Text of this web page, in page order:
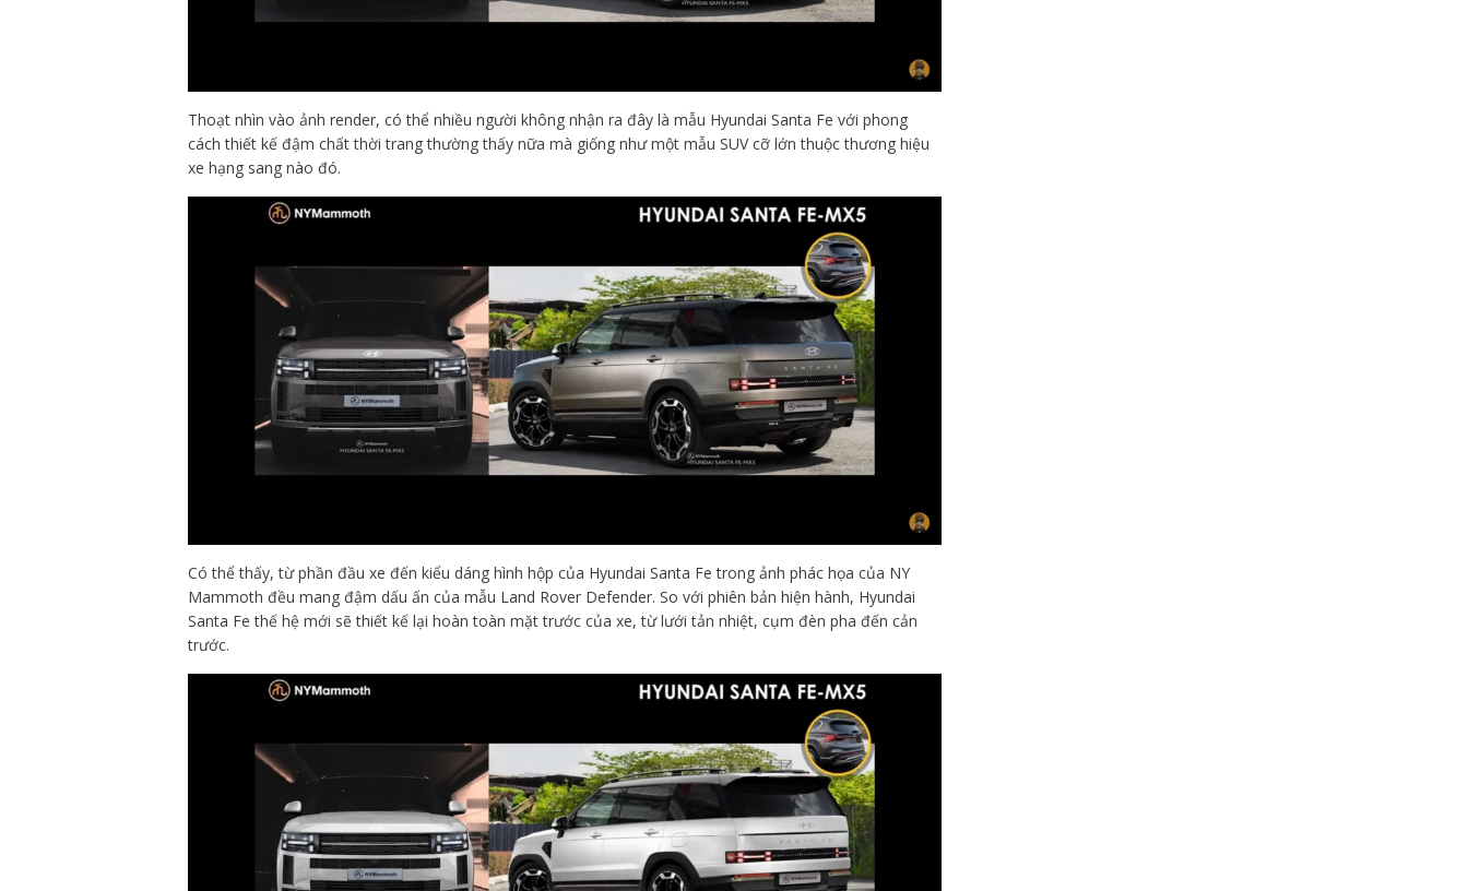
Thoạt nhìn vào ảnh render, có thể nhiều người không nhận ra đây là mẫu Hyundai Santa Fe với phong
cách thiết kế đậm chất thời trang thường thấy nữa mà giống như một mẫu SUV cỡ lớn thuộc thương hiệu
xe hạng sang nào đó.
Có thể thấy, từ phần đầu xe đến kiểu dáng hình hộp của Hyundai Santa Fe trong ảnh phác họa của NY
Mammoth đều mang đậm dấu ấn của mẫu Land Rover Defender. So với phiên bản hiện hành, Hyundai
Santa Fe thế hệ mới sẽ thiết kế lại hoàn toàn mặt trước của xe, từ lưới tản nhiệt, cụm đèn pha đến cản
trước.